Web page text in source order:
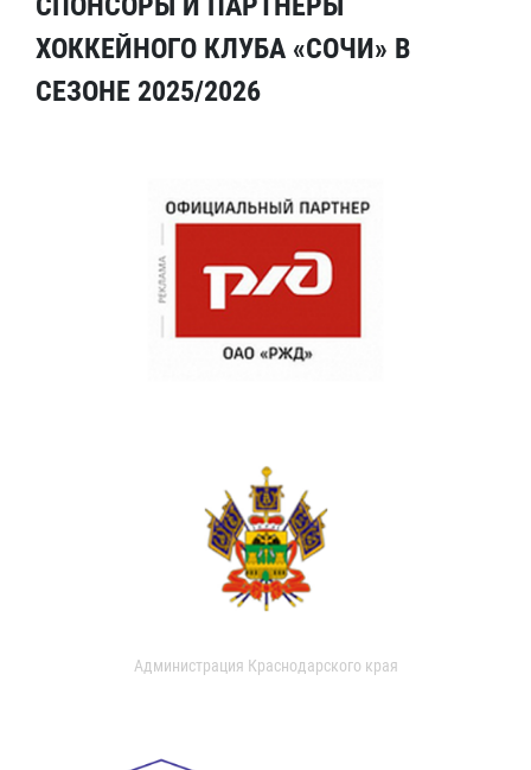
ХОККЕЙНОГО КЛУБА «СОЧИ» В
СЕЗОНЕ 2025/2026
Администрация Краснодарского края